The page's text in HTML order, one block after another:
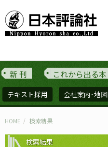
新 刊 これから出る本
テキスト採用 会社案内･地図
HOME 検索結果
検索結果